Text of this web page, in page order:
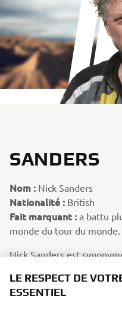
SANDERS
Nom : Nick Sanders
Nationalité : British
Fait marquant : a battu
monde du tour du monde.
Nick Sanders est
monde pendant plusieurs
personne à parcourir
LE RESPECT DE
ESSENTIEL